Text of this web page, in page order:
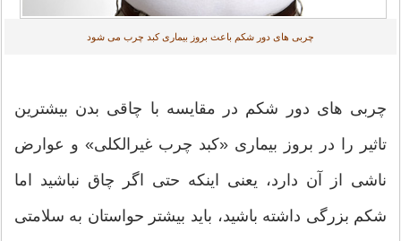
چربی های دور شکم باعث بروز بیماری کبد چرب می شود
چربی های دور شکم در مقایسه با چاقی بدن بیشترین
تاثیر را در بروز بیماری «کبد چرب غیرالکلی» و عوارض
ناشی از آن دارد، یعنی اینکه حتی اگر چاق نباشید اما
شکم بزرگی داشته باشید، باید بیشتر حواستان به سلامتی